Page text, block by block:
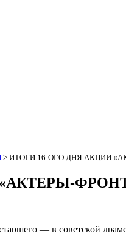
> ИТОГИ 16-ОГО ДНЯ АКЦИИ
— в советской